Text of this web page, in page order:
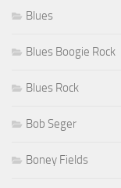
Blues
Blues Boogie Rock
Blues Rock
Bob Seger
Boney Fields